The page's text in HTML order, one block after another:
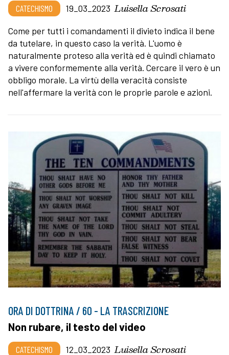
CATECHISMO 19_03_2023 Luisella Scrosati
Come per tutti i comandamenti il divieto indica il bene
da tutelare, in questo caso la verità. L'uomo è
naturalmente proteso alla verità ed è quindi chiamato
a vivere conformemente alla verità. Cercare il vero è un
obbligo morale. La virtù della veracità consiste
nell'affermare la verità con le proprie parole e azioni.
ORA DI DOTTRINA / 60 - LA TRASCRIZIONE
Non rubare, il testo del video
CATECHISMO 12_03_2023 Luisella Scrosati